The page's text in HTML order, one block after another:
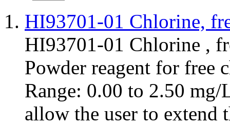
1. HI93701-01 Chlorine,
HI93701-01 Chlorine ,
Powder reagent for free
Range: 0.00 to 2.50
allow the user to extend